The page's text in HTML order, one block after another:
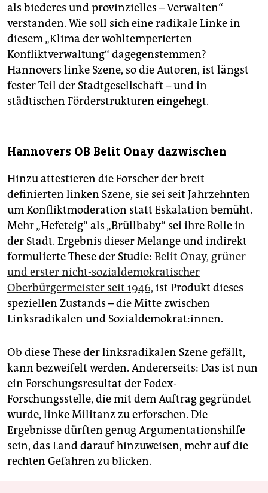
als biederes und provinzielles – Verwalten“
verstanden. Wie soll sich eine radikale Linke in
diesem „Klima der wohltemperierten
Konfliktverwaltung“ dagegenstemmen?
Hannovers linke Szene, so die Autoren, ist längst
fester Teil der Stadtgesellschaft – und in
städtischen Förderstrukturen eingehegt.
Hannovers OB Belit Onay dazwischen
Hinzu attestieren die Forscher der breit
definierten linken Szene, sie sei seit Jahrzehnten
um Konfliktmoderation statt Eskalation bemüht.
Mehr „Hefeteig“ als „Brüll­baby“ sei ihre Rolle in
der Stadt. Ergebnis dieser Melange und indirekt
formulierte These der Studie: Belit Onay, grüner
und erster nicht-sozialdemokratischer
Oberbürgermeister seit 1946, ist Produkt dieses
speziellen Zustands – die Mitte zwischen
Linksradikalen und Sozialdemokrat:innen.
Ob diese These der linksradikalen Szene gefällt,
kann bezweifelt werden. Andererseits: Das ist nun
ein Forschungsresultat der Fodex-
Forschungsstelle, die mit dem Auftrag gegründet
wurde, linke Militanz zu erforschen. Die
Ergebnisse dürften genug Argumentationshilfe
sein, das Land darauf hinzuweisen, mehr auf die
rechten Gefahren zu blicken.